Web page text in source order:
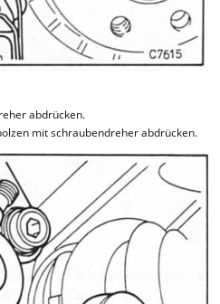
abdrücken.
mit schraubendreher abdrücken.